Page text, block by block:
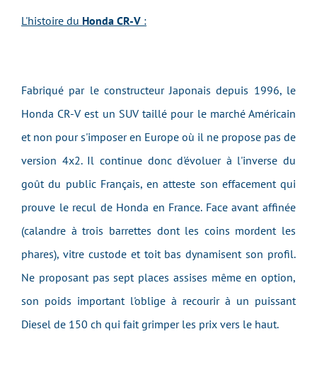
L'histoire du Honda CR-V :
Fabriqué par le constructeur Japonais depuis 1996, le
Honda CR-V est un SUV taillé pour le marché Américain
et non pour s'imposer en Europe où il ne propose pas de
version 4x2. Il continue donc d'évoluer à l'inverse du
goût du public Français, en atteste son effacement qui
prouve le recul de Honda en France. Face avant affinée
(calandre à trois barrettes dont les coins mordent les
phares), vitre custode et toit bas dynamisent son profil.
Ne proposant pas sept places assises même en option,
son poids important l'oblige à recourir à un puissant
Diesel de 150 ch qui fait grimper les prix vers le haut.